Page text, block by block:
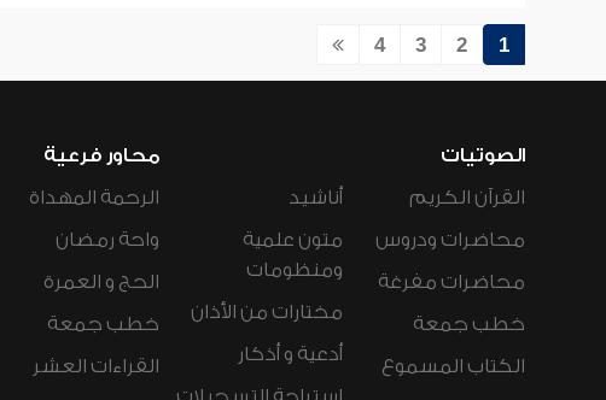
1
2
3
4
الصوتيات
القرآن الكريم
محاضرات ودروس
محاضرات مفرغة
خطب جمعة
الكتاب المسموع
أناشيد
متون علمية
ومنظومات
مختارات من الأذان
أدعية و أذكار
محاور فرعية
الرحمة المهداة
واحة رمضان
الحج و العمرة
خطب جمعة
القراءات العشر